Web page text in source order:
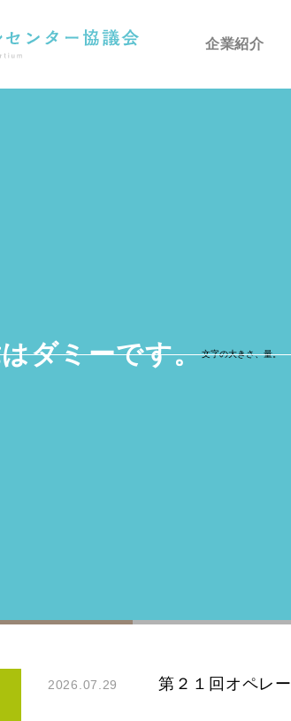
企業紹介
ダミーです。文字の大きさ、量。
2026.07.29 第２１回オペレ